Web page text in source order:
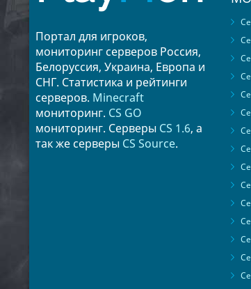
Портал для игроков,
мониторинг серверов Россия,
Белоруссия, Украина, Европа и
СНГ. Статистика и рейтинги
серверов. Minecraft
мониторинг. CS GO
мониторинг. Серверы CS 1.6, а
так же серверы CS Source.